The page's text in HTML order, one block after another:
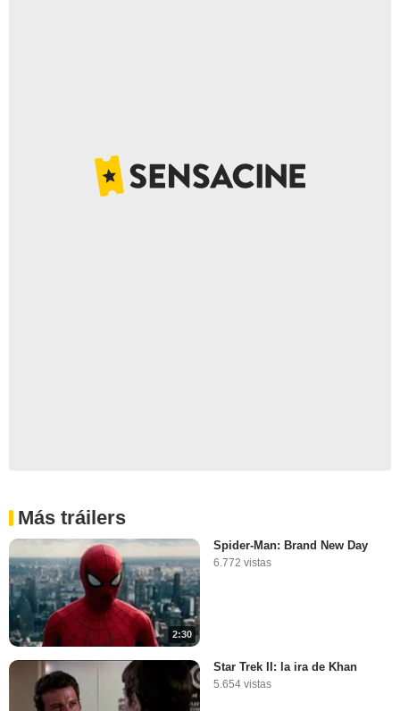
Más tráilers
2:30
Spider-Man: Brand New Day
6.772 vistas
Star Trek II: la ira de Khan
5.654 vistas